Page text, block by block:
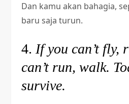
Dan kamu akan bahagia,
baru saja turun.
4. If you can’t fly,
can’t run, walk.
survive.